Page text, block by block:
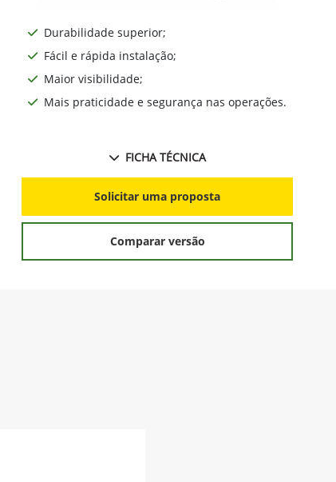
Durabilidade superior;
Fácil e rápida instalação;
Maior visibilidade;
Mais praticidade e segurança nas operações.
FICHA TÉCNICA
Solicitar uma proposta
Comparar versão